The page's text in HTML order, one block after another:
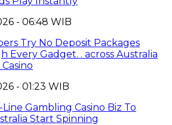
- 06:48 WIB
Try No Deposit Packages
Every Gadget. . across Australia
- 01:23 WIB
Gambling Casino Biz To
Start Spinning